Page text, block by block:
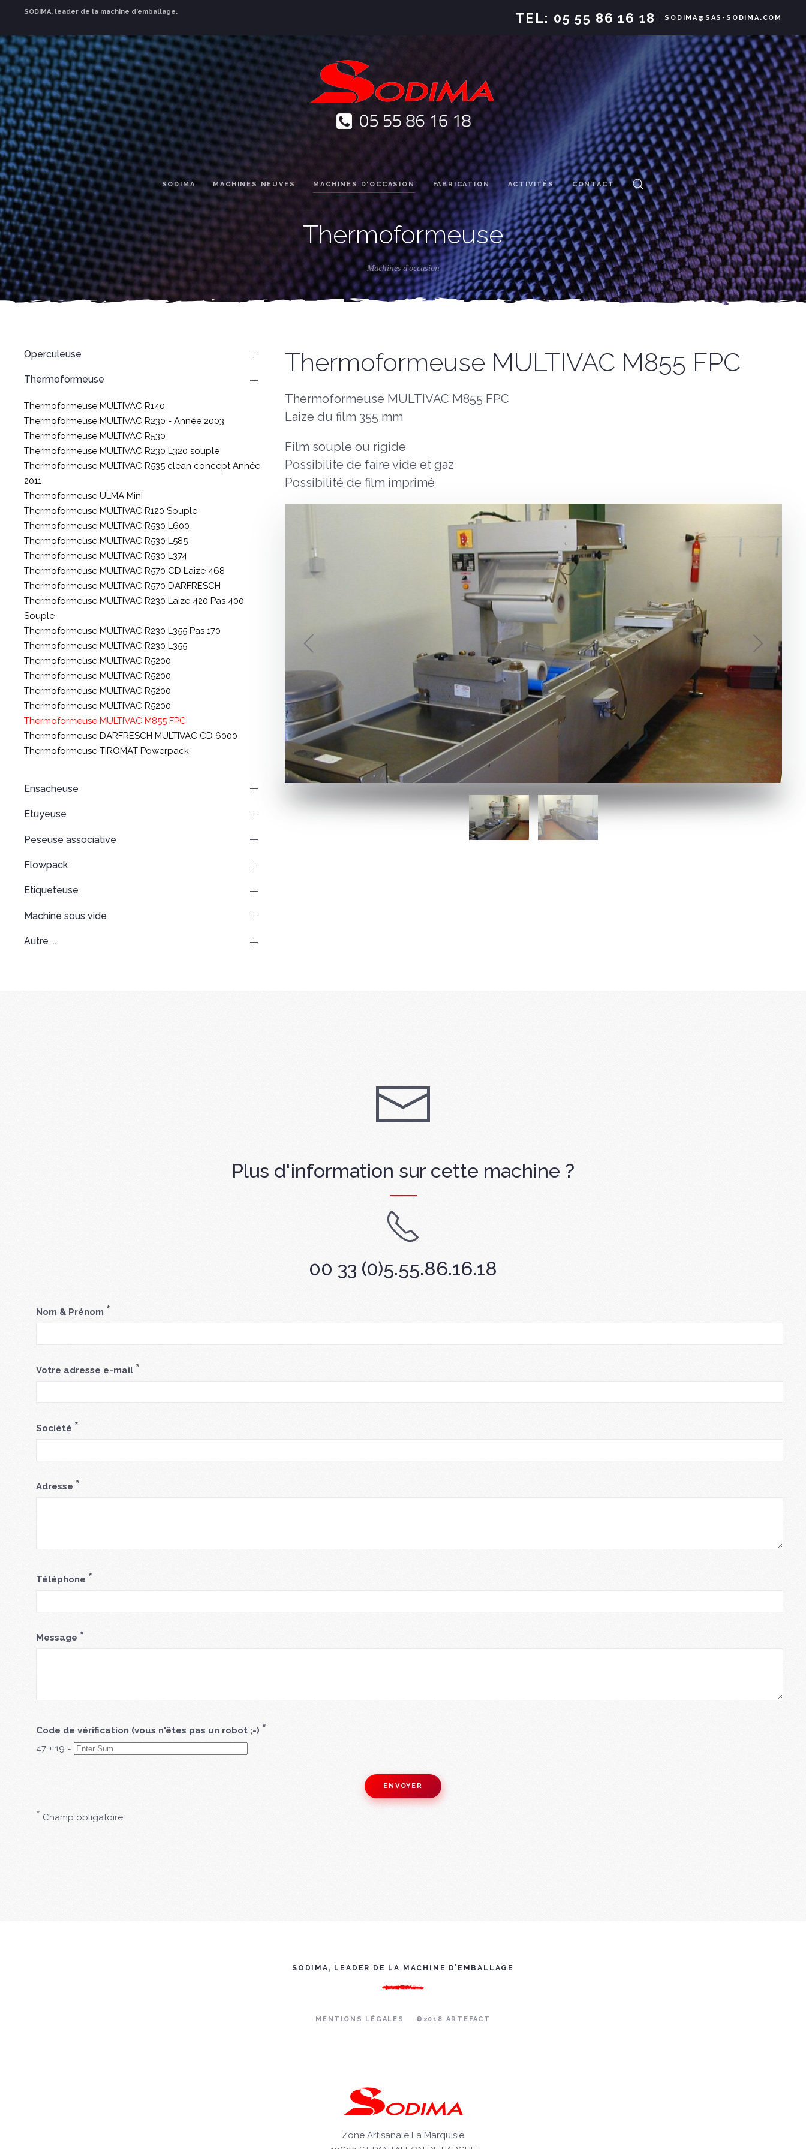
SODIMA, leader de la machine d’emballage. TEL: 05 55 86 16 18 SODIMA@SAS-SODIMA.COM
SODIMA MACHINES NEUVES MACHINES D'OCCASION FABRICATION ACTIVITÉS CONTACT
Thermoformeuse
Machines d'occasion
Operculeuse
Thermoformeuse
Thermoformeuse MULTIVAC R140
Thermoformeuse MULTIVAC R230 - Année 2003
Thermoformeuse MULTIVAC R530
Thermoformeuse MULTIVAC R230 L320 souple
Thermoformeuse MULTIVAC R535 clean concept Année
2011
Thermoformeuse ULMA Mini
Thermoformeuse MULTIVAC R120 Souple
Thermoformeuse MULTIVAC R530 L600
Thermoformeuse MULTIVAC R530 L585
Thermoformeuse MULTIVAC R530 L374
Thermoformeuse MULTIVAC R570 CD Laize 468
Thermoformeuse MULTIVAC R570 DARFRESCH
Thermoformeuse MULTIVAC R230 Laize 420 Pas 400
Souple
Thermoformeuse MULTIVAC R230 L355 Pas 170
Thermoformeuse MULTIVAC R230 L355
Thermoformeuse MULTIVAC R5200
Thermoformeuse MULTIVAC R5200
Thermoformeuse MULTIVAC R5200
Thermoformeuse MULTIVAC R5200
Thermoformeuse MULTIVAC M855 FPC
Thermoformeuse DARFRESCH MULTIVAC CD 6000
Thermoformeuse TIROMAT Powerpack
Ensacheuse
Etuyeuse
Peseuse associative
Flowpack
Etiqueteuse
Machine sous vide
Autre ...
Thermoformeuse MULTIVAC M855 FPC
Thermoformeuse MULTIVAC M855 FPC
Laize du film 355 mm
Film souple ou rigide
Possibilite de faire vide et gaz
Possibilité de film imprimé
Plus d'information sur cette machine ?
00 33 (0)5.55.86.16.18
Nom & Prénom *
Votre adresse e-mail *
Société *
Adresse *
Téléphone *
Message *
Code de vérification (vous n'êtes pas un robot ;-) *
47 + 19 =
* Champ obligatoire.
SODIMA, LEADER DE LA MACHINE D’EMBALLAGE
MENTIONS LÉGALES ©2018 ARTEFACT
Zone Artisanale La Marquisie